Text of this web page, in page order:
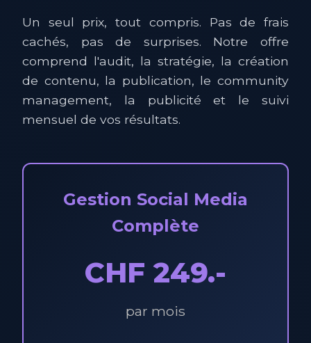
Un seul prix, tout compris. Pas de frais
cachés, pas de surprises. Notre offre
comprend l'audit, la stratégie, la création
de contenu, la publication, le community
management, la publicité et le suivi
mensuel de vos résultats.
Gestion Social Media
Complète
CHF 249.-
par mois